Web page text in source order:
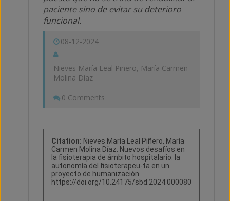
paciente sino de evitar su deterioro
funcional.
08-12-2024
Nieves María Leal Piñero, María Carmen
Molina Díaz
0 Comments
Citation: Nieves María Leal Piñero, María
Carmen Molina Díaz. Nuevos desafíos en
la fisioterapia de ámbito hospitalario. la
autonomía del fisioterapeu-ta en un
proyecto de humanización.
https://doi.org/10.24175/sbd.2024.000080